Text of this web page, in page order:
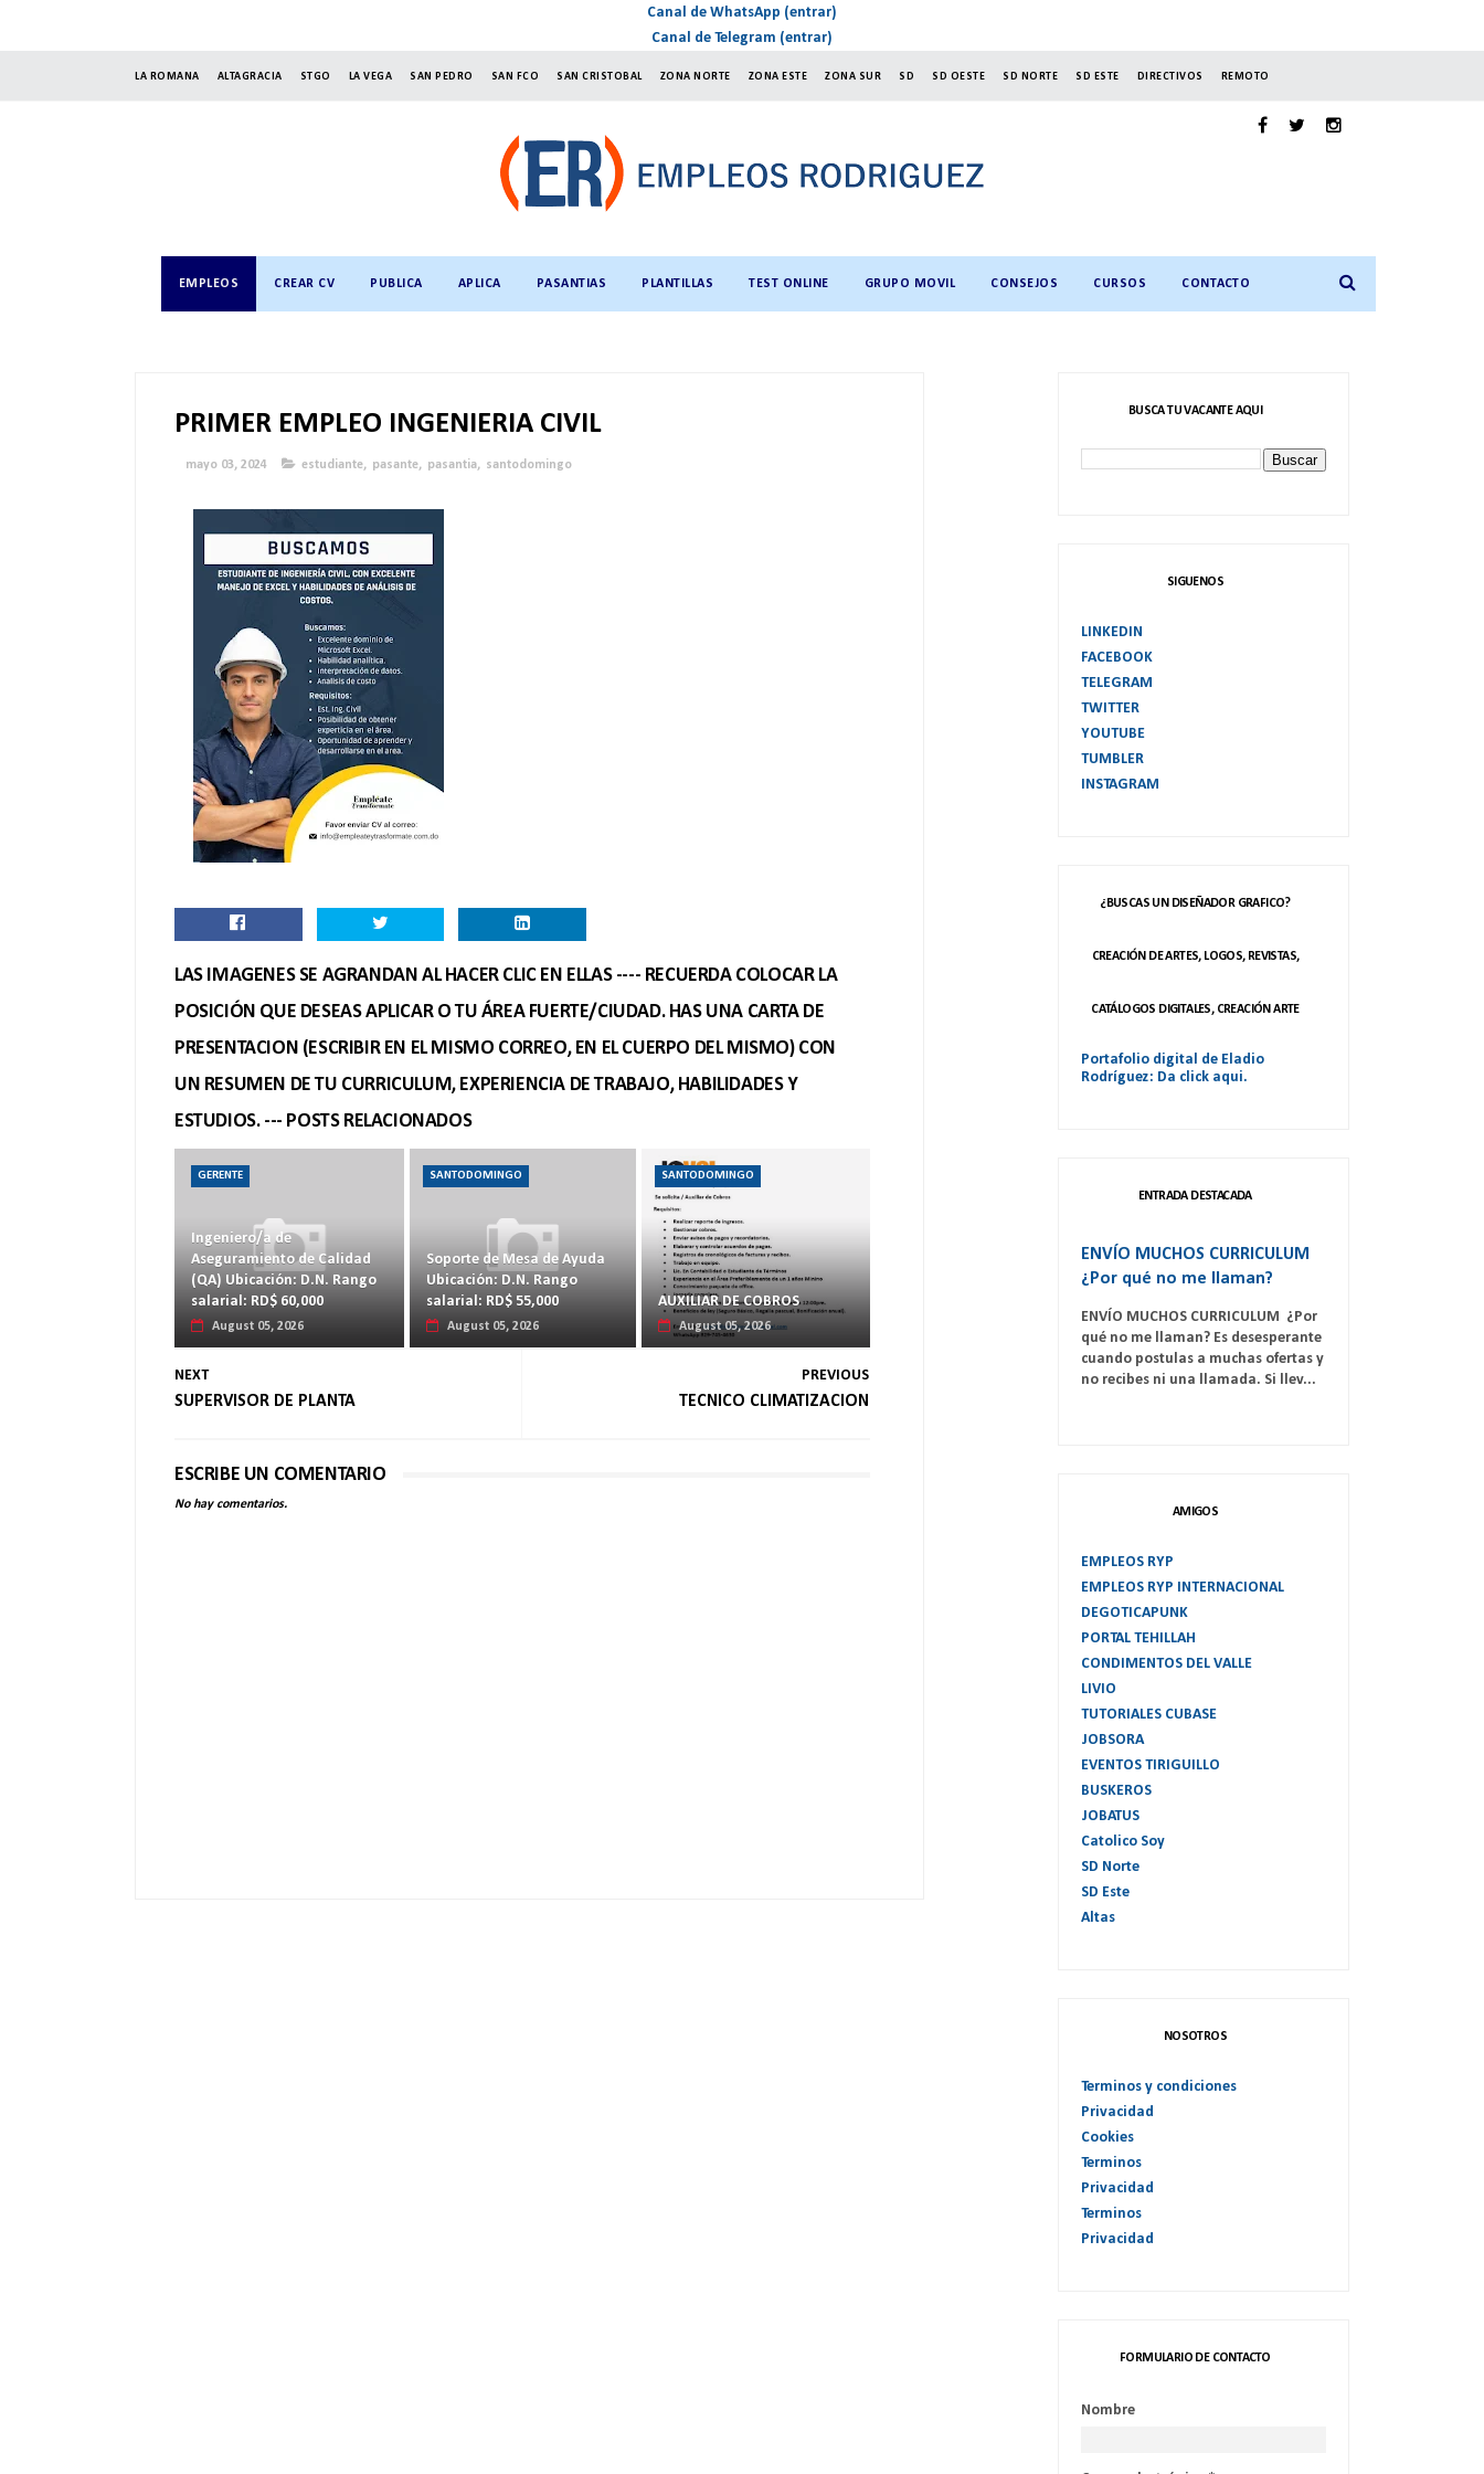
Canal de WhatsApp (entrar)
Canal de Telegram (entrar)
LA ROMANA ALTAGRACIA STGO LA VEGA SAN PEDRO SAN FCO SAN CRISTOBAL ZONA NORTE ZONA ESTE ZONA SUR SD SD OESTE SD NORTE SD ESTE DIRECTIVOS REMOTO
EMPLEOS CREAR CV PUBLICA APLICA PASANTIAS PLANTILLAS TEST ONLINE GRUPO MOVIL CONSEJOS CURSOS CONTACTO
PRIMER EMPLEO INGENIERIA CIVIL
mayo 03, 2024 estudiante, pasante, pasantia, santodomingo
LAS IMAGENES SE AGRANDAN AL HACER CLIC EN ELLAS ---- RECUERDA COLOCAR LA
POSICIÓN QUE DESEAS APLICAR O TU ÁREA FUERTE/CIUDAD. HAS UNA CARTA DE
PRESENTACION (ESCRIBIR EN EL MISMO CORREO, EN EL CUERPO DEL MISMO) CON
UN RESUMEN DE TU CURRICULUM, EXPERIENCIA DE TRABAJO, HABILIDADES Y
ESTUDIOS. --- POSTS RELACIONADOS
GERENTE
Ingeniero/a de
Aseguramiento de Calidad
(QA) Ubicación: D.N. Rango
salarial: RD$ 60,000
August 05, 2026
SANTODOMINGO
Soporte de Mesa de Ayuda
Ubicación: D.N. Rango
salarial: RD$ 55,000
August 05, 2026
SANTODOMINGO
AUXILIAR DE COBROS
August 05, 2026
NEXT
SUPERVISOR DE PLANTA
PREVIOUS
TECNICO CLIMATIZACION
ESCRIBE UN COMENTARIO
No hay comentarios.
BUSCA TU VACANTE AQUI
SIGUENOS
LINKEDIN
FACEBOOK
TELEGRAM
TWITTER
YOUTUBE
TUMBLER
INSTAGRAM
¿BUSCAS UN DISEÑADOR GRAFICO?
CREACIÓN DE ARTES, LOGOS, REVISTAS,
CATÁLOGOS DIGITALES, CREACIÓN ARTE
Portafolio digital de Eladio
Rodríguez: Da click aqui.
ENTRADA DESTACADA
ENVÍO MUCHOS CURRICULUM
¿Por qué no me llaman?
ENVÍO MUCHOS CURRICULUM ¿Por
qué no me llaman? Es desesperante
cuando postulas a muchas ofertas y
no recibes ni una llamada. Si llev...
AMIGOS
EMPLEOS RYP
EMPLEOS RYP INTERNACIONAL
DEGOTICAPUNK
PORTAL TEHILLAH
CONDIMENTOS DEL VALLE
LIVIO
TUTORIALES CUBASE
JOBSORA
EVENTOS TIRIGUILLO
BUSKEROS
JOBATUS
Catolico Soy
SD Norte
SD Este
Altas
NOSOTROS
Terminos y condiciones
Privacidad
Cookies
Terminos
Privacidad
Terminos
Privacidad
FORMULARIO DE CONTACTO
Nombre